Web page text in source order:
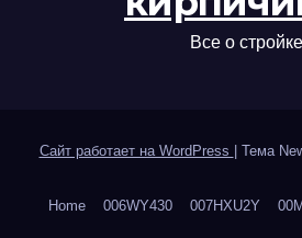
Все о стройке
Сайт работает на WordPress Тема
Home 006WY430 007HXU2Y